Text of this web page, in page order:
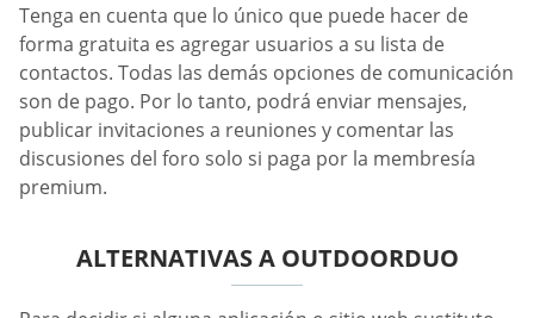
Tenga en cuenta que lo único que puede hacer de
forma gratuita es agregar usuarios a su lista de
contactos. Todas las demás opciones de comunicación
son de pago. Por lo tanto, podrá enviar mensajes,
publicar invitaciones a reuniones y comentar las
discusiones del foro solo si paga por la membresía
premium.
ALTERNATIVAS A OUTDOORDUO